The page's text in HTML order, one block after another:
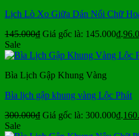
Lịch Lò Xo Giữa Dán Nổi Chữ
145.000₫ Giá gốc là: 145.000₫.
Sale
Bìa Lịch Gập Khung Vàng
Bìa lịch gập khung vàng Lộc Phát
300.000₫ Giá gốc là: 300.000₫.
Sale